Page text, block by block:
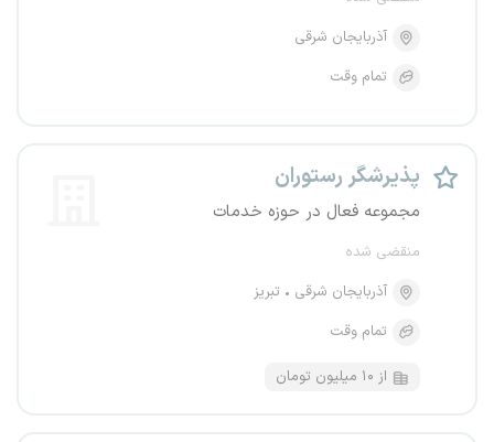
آذربایجان شرقی
تمام وقت
پذیرشگر رستوران
مجموعه فعال در حوزه خدمات
منقضی شده
آذربایجان شرقی
تبریز
تمام وقت
از ۱۰ میلیون تومان